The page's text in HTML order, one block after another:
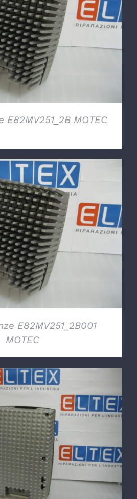
DETTAGLI
E82MV251_2B MOTEC
DETTAGLI
E82MV251_2B001
MOTEC
DETTAGLI